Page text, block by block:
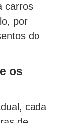
carros
por
do
os
cada